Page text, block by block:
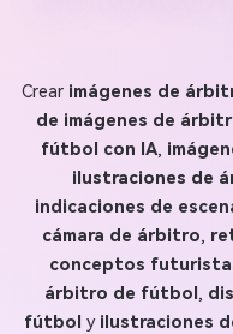
Crear imágenes de
de imágenes de
fútbol con IA,
ilustraciones de
indicaciones de
cámara de árbitro,
conceptos
árbitro de fútbol ,
fútbol y ilustraciones